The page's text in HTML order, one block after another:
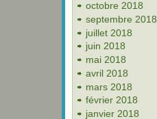
octobre 2018
septembre 2018
juillet 2018
juin 2018
mai 2018
avril 2018
mars 2018
février 2018
janvier 2018